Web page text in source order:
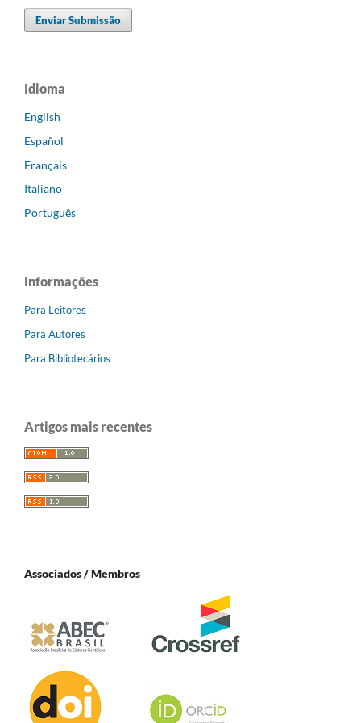
Enviar Submissão
Idioma
English
Español
Français
Italiano
Português
Informações
Para Leitores
Para Autores
Para Bibliotecários
Artigos mais recentes
Associados / Membros